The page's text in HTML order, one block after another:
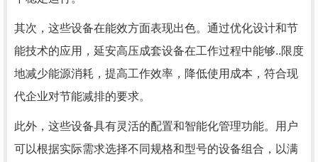
其次，这些设备在能效方面表现出色。通过优化设计和节
能技术的应用，延安高压成套设备在工作过程中能够..限度
地减少能源消耗，提高工作效率，降低使用成本，符合现
代企业对节能减排的要求。
此外，这些设备具有灵活的配置和智能化管理功能。用户
可以根据实际需求选择不同规格和型号的设备组合，以满